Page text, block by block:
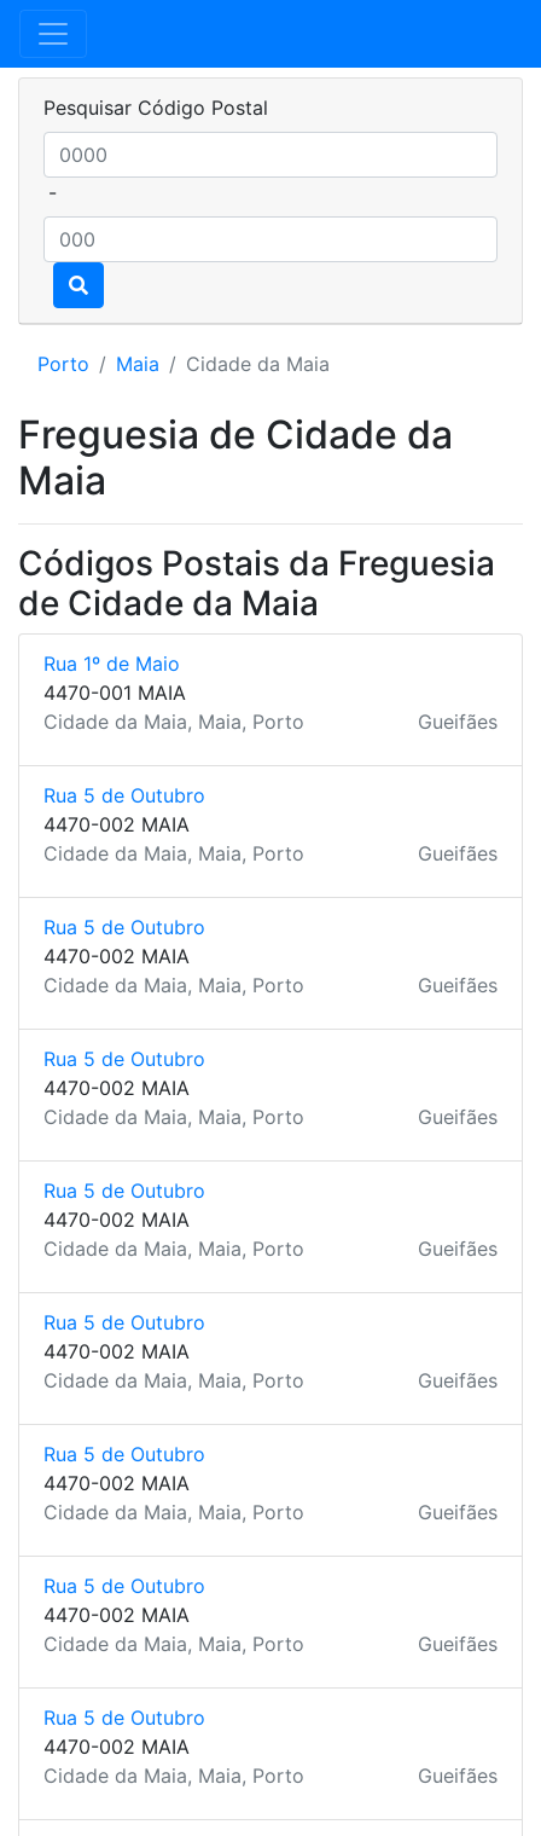
Pesquisar Código Postal
-
Porto Maia Cidade da Maia
Freguesia de Cidade da
Maia
Códigos Postais da Freguesia
de Cidade da Maia
Rua 1º de Maio
4470-001 MAIA
Cidade da Maia, Maia, Porto
Gueifães
Rua 5 de Outubro
4470-002 MAIA
Cidade da Maia, Maia, Porto
Gueifães
Rua 5 de Outubro
4470-002 MAIA
Cidade da Maia, Maia, Porto
Gueifães
Rua 5 de Outubro
4470-002 MAIA
Cidade da Maia, Maia, Porto
Gueifães
Rua 5 de Outubro
4470-002 MAIA
Cidade da Maia, Maia, Porto
Gueifães
Rua 5 de Outubro
4470-002 MAIA
Cidade da Maia, Maia, Porto
Gueifães
Rua 5 de Outubro
4470-002 MAIA
Cidade da Maia, Maia, Porto
Gueifães
Rua 5 de Outubro
4470-002 MAIA
Cidade da Maia, Maia, Porto
Gueifães
Rua 5 de Outubro
4470-002 MAIA
Cidade da Maia, Maia, Porto
Gueifães